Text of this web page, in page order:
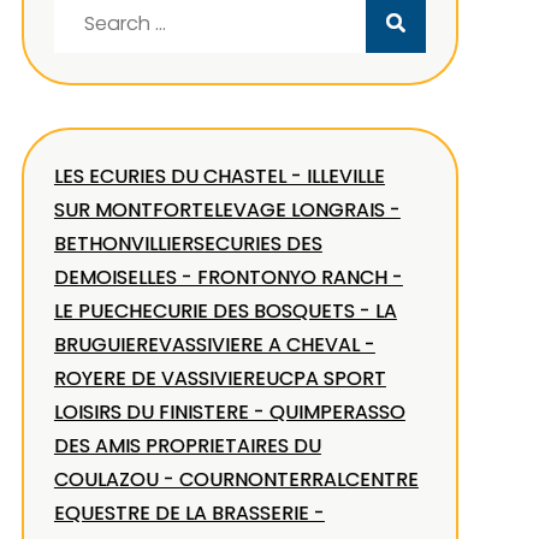
LES ECURIES DU CHASTEL - ILLEVILLE
SUR MONTFORTELEVAGE LONGRAIS -
BETHONVILLIERSECURIES DES
DEMOISELLES - FRONTONYO RANCH -
LE PUECHECURIE DES BOSQUETS - LA
BRUGUIEREVASSIVIERE A CHEVAL -
ROYERE DE VASSIVIEREUCPA SPORT
LOISIRS DU FINISTERE - QUIMPERASSO
DES AMIS PROPRIETAIRES DU
COULAZOU - COURNONTERRALCENTRE
EQUESTRE DE LA BRASSERIE -